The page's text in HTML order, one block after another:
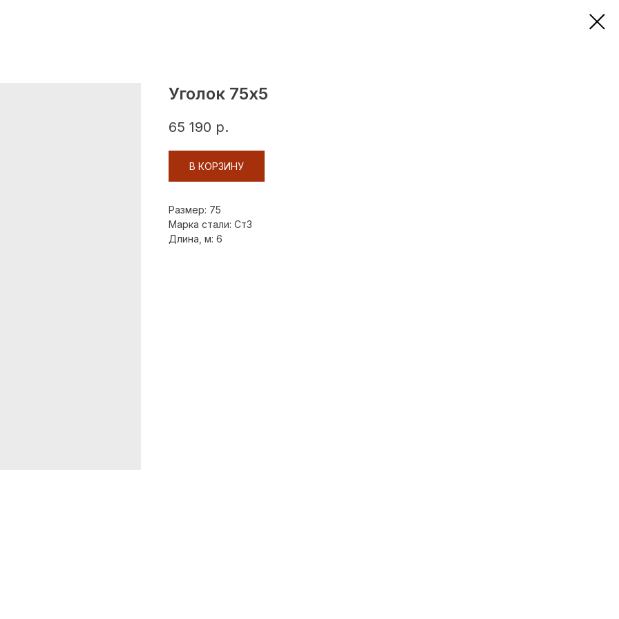
Уголок 75х5
65 190 р.
В КОРЗИНУ
Размер: 75
Марка стали: Ст3
Длина, м: 6